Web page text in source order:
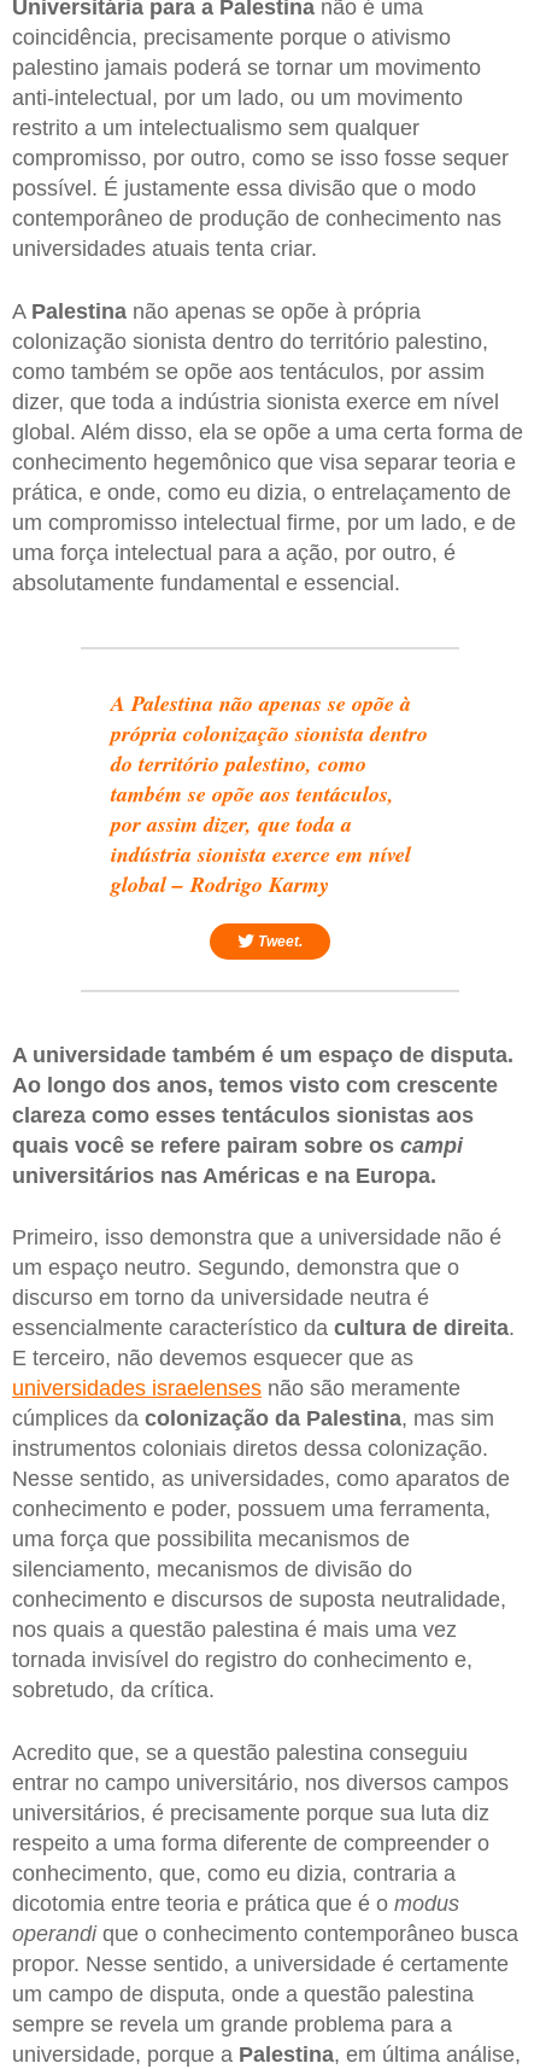
Universitária para a Palestina não é uma
coincidência, precisamente porque o ativismo
palestino jamais poderá se tornar um movimento
anti-intelectual, por um lado, ou um movimento
restrito a um intelectualismo sem qualquer
compromisso, por outro, como se isso fosse sequer
possível. É justamente essa divisão que o modo
contemporâneo de produção de conhecimento nas
universidades atuais tenta criar.
A Palestina não apenas se opõe à própria
colonização sionista dentro do território palestino,
como também se opõe aos tentáculos, por assim
dizer, que toda a indústria sionista exerce em nível
global. Além disso, ela se opõe a uma certa forma de
conhecimento hegemônico que visa separar teoria e
prática, e onde, como eu dizia, o entrelaçamento de
um compromisso intelectual firme, por um lado, e de
uma força intelectual para a ação, por outro, é
absolutamente fundamental e essencial.
A Palestina não apenas se opõe à
própria colonização sionista dentro
do território palestino, como
também se opõe aos tentáculos,
por assim dizer, que toda a
indústria sionista exerce em nível
global – Rodrigo Karmy
Tweet.
A universidade também é um espaço de disputa.
Ao longo dos anos, temos visto com crescente
clareza como esses tentáculos sionistas aos
quais você se refere pairam sobre os campi
universitários nas Américas e na Europa.
Primeiro, isso demonstra que a universidade não é
um espaço neutro. Segundo, demonstra que o
discurso em torno da universidade neutra é
essencialmente característico da cultura de direita.
E terceiro, não devemos esquecer que as
universidades israelenses não são meramente
cúmplices da colonização da Palestina, mas sim
instrumentos coloniais diretos dessa colonização.
Nesse sentido, as universidades, como aparatos de
conhecimento e poder, possuem uma ferramenta,
uma força que possibilita mecanismos de
silenciamento, mecanismos de divisão do
conhecimento e discursos de suposta neutralidade,
nos quais a questão palestina é mais uma vez
tornada invisível do registro do conhecimento e,
sobretudo, da crítica.
Acredito que, se a questão palestina conseguiu
entrar no campo universitário, nos diversos campos
universitários, é precisamente porque sua luta diz
respeito a uma forma diferente de compreender o
conhecimento, que, como eu dizia, contraria a
dicotomia entre teoria e prática que é o modus
operandique o conhecimento contemporâneo busca
propor. Nesse sentido, a universidade é certamente
um campo de disputa, onde a questão palestina
sempre se revela um grande problema para a
universidade, porque a Palestina, em última análise,